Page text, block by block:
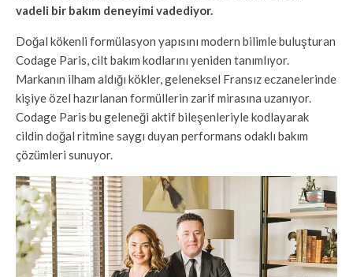
vadeli bir bakım deneyimi vadediyor.
Doğal kökenli formülasyon yapısını modern bilimle buluşturan
Codage Paris, cilt bakım kodlarını yeniden tanımlıyor.
Markanın ilham aldığı kökler, geleneksel Fransız eczanelerinde
kişiye özel hazırlanan formüllerin zarif mirasına uzanıyor.
Codage Paris bu geleneği aktif bileşenleriyle kodlayarak
cildin doğal ritmine saygı duyan performans odaklı bakım
çözümleri sunuyor.